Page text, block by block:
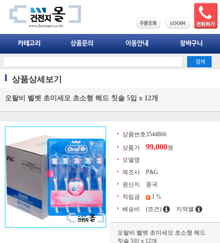
상품상세보기
오랄비 벨벳 초미세모 초소형 헤드 칫솔 5입 x 12개
상품번호3544866
상품가
99,000원
모델명
제조사
P&G
원산지
중국
적립금
1 %
배송비
(조건) 지역별
오랄비 벨벳 초미세모 초소형 헤드
칫솔 5입 x 12개